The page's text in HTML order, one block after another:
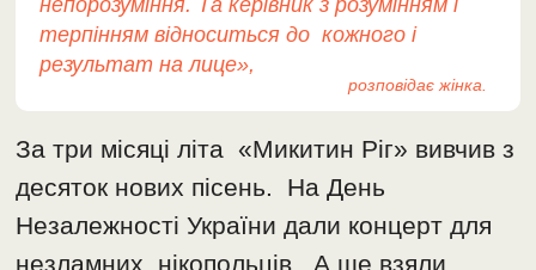
терпінням відноситься до кожного і
результат на лице»,
розповідає жінка
За три місяці літа «Микитин Ріг» вивчив з
десяток нових пісень. На День
Незалежності України дали концерт для
незламних нікопольців.А ще взяли